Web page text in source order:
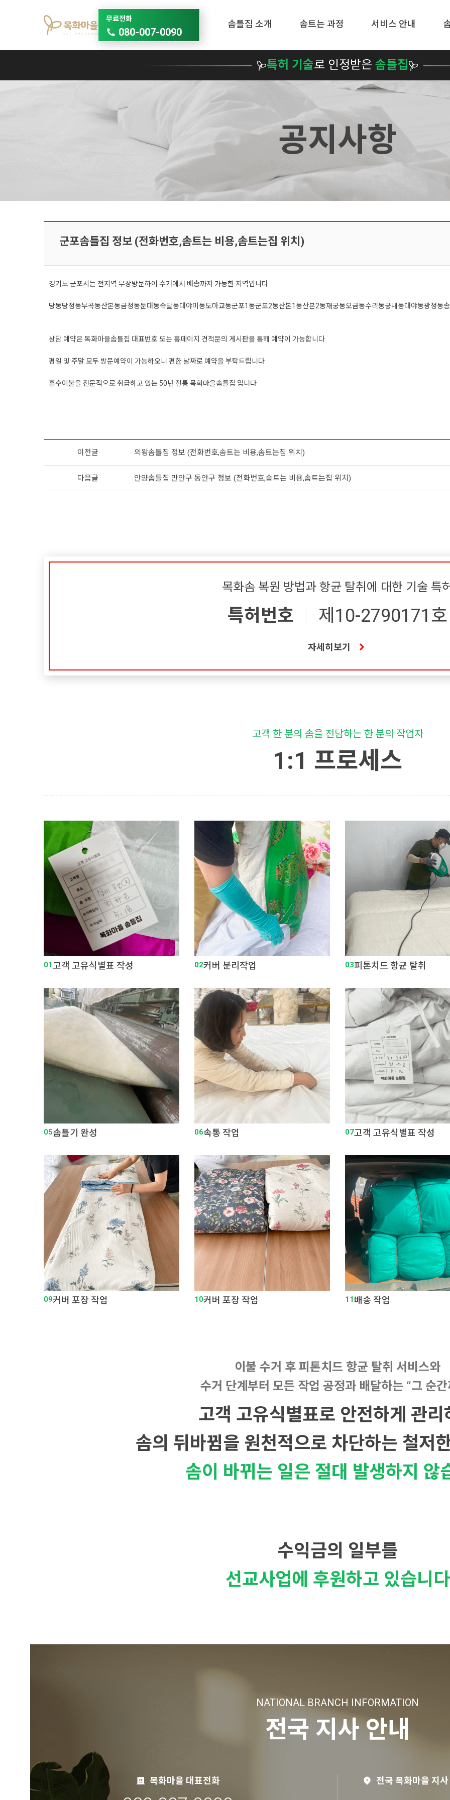
무료전화
080-007-0090
솜틀집 소개 솜트는 과정 서비스 안내
특허 기술로 인정받은 솜틀집
공지사항
군포솜틀집 정보 (전화번호,솜트는 비용,솜트는집 위치)
경기도 군포시는 전지역 무상방문하여 수거에서 배송까지 가능한 지역입니다
당동당정동부곡동산본동금정동둔대동속달동대야미동도마교동군포1동군포2동산본1동산본2동재궁동오금동수리동궁내동대야동광정동
상담 예약은 목화마을솜틀집 대표번호 또는 홈페이지 견적문의 게시판을 통해 예약이 가능합니다
평일 및 주말 모두 방문예약이 가능하오니 편한 날짜로 예약을 부탁드립니다
혼수이불을 전문적으로 취급하고 있는 50년 전통 목화마을솜틀집 입니다
이전글 의왕솜틀집 정보 (전화번호,솜트는 비용,솜트는집 위치)
다음글 안양솜틀집 만안구 동안구 정보 (전화번호,솜트는 비용,솜트는집 위치)
목화솜 복원 방법과 항균 탈취에 대한 기술 특
특허번호 제10-2790171호
자세히보기
고객 한 분의 솜을 전담하는 한 분의 작업자
1:1 프로세스
01고객 고유식별표 작성 02커버 분리작업 03피톤치드 항균 탈취
05솜틀기 완성 06속통 작업 07고객 고유식별표 작성
09커버 포장 작업 10커버 포장 작업 11배송 작업
이불 수거 후 피톤치드 항균 탈취 서비스와
수거 단계부터 모든 작업 공정과 배달하는 “그 순
고객 고유식별표로 안전하게 관리
솜의 뒤바뀜을 원천적으로 차단하는 철저
솜이 바뀌는 일은 절대 발생하지 않
수익금의 일부를
선교사업에 후원하고 있습니다
NATIONAL BRANCH INFORMATION
전국 지사 안내
목화마을 대표전화 전국 목화마을 지